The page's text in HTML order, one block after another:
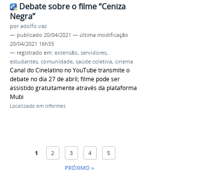
Debate sobre o filme “Ceniza
Negra”
poradolfo.vaz
— publicado 20/04/2021 — última modificação
20/04/2021 16h55
— registrado em: extensão, servidores,
estudantes, comunidade, saúde coletiva, cinema
Canal do Cinelatino no YouTube transmite o
debate no dia 27 de abril; filme pode ser
assistido gratuitamente através da plataforma
Mubi
Localizado em Informes
1 2 3 4
5
PRÓXIMO »